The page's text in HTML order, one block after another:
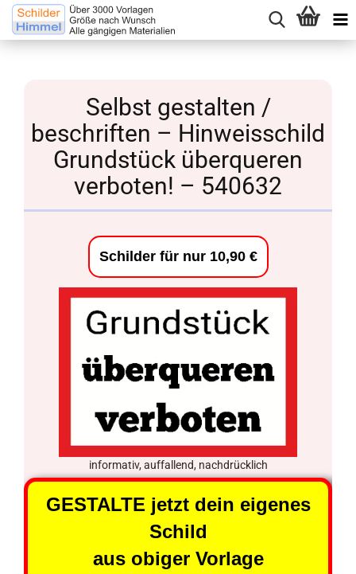
Selbst gestalten /
beschriften – Hinweisschild
Grundstück überqueren
verboten! – 540632
Schilder für nur 10,90 €
informativ, auffallend, nachdrücklich
GESTALTE jetzt dein eigenes
Schild
aus obiger Vorlage